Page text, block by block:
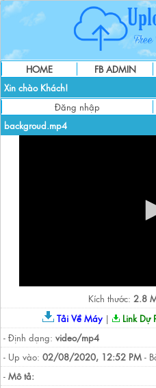
HOME FB ADMIN
Xin chào Khách!
Đăng nhập
backgroud.mp4
Kích thước: 2.8
Tải Về Máy| Link Dự
- Định dạng: video/mp4
- Up vào: 02/08/2020, 12:52 PM -
- Mô tả: